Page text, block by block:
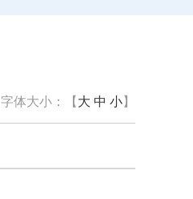
字体大小：【 大 中 小】